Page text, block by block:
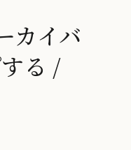
カイバ
る /